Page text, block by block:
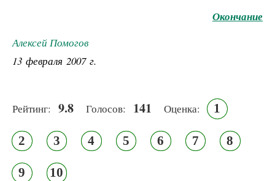
Окончание
Алексей Помогов
13 февраля 2007 г.
Рейтинг: 9.8 Голосов: 141 Оценка: 1
2 3 4 5 6 7 8
9 10